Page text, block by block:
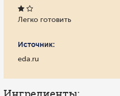
Легко готовить
Источник:
eda.ru